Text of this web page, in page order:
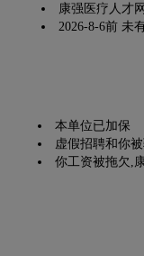
康强医疗人才
2026-8-6前 未
本单位已加保
虚假招聘和你
你工资被拖欠,